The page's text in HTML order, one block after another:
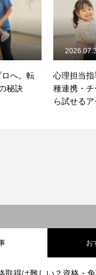
へ。転
秘訣
心理担当
種連携・
ら試せるア
お
取得は難しい？資格・